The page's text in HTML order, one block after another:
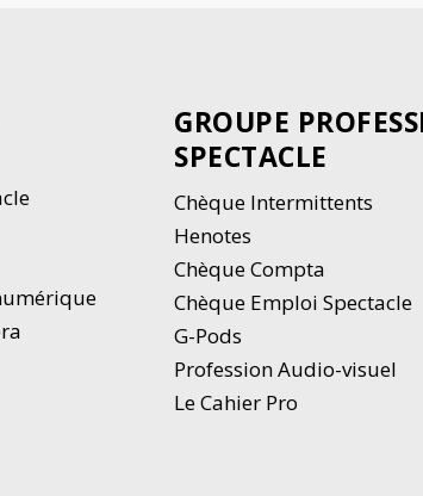
GROUPE
SPECTACLE
Chèque Intermittents
Henotes
Chèque Compta
Chèque Emploi Spectacle
G-Pods
Profession Audio-visuel
Le Cahier Pro